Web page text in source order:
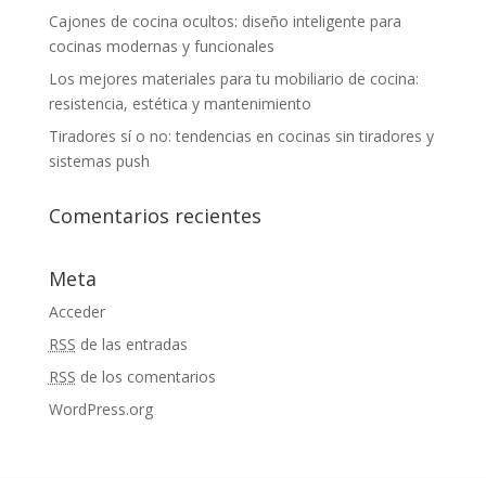
Cajones de cocina ocultos: diseño inteligente para
cocinas modernas y funcionales
Los mejores materiales para tu mobiliario de cocina:
resistencia, estética y mantenimiento
Tiradores sí o no: tendencias en cocinas sin tiradores y
sistemas push
Comentarios recientes
Meta
Acceder
RSS de las entradas
RSS de los comentarios
WordPress.org